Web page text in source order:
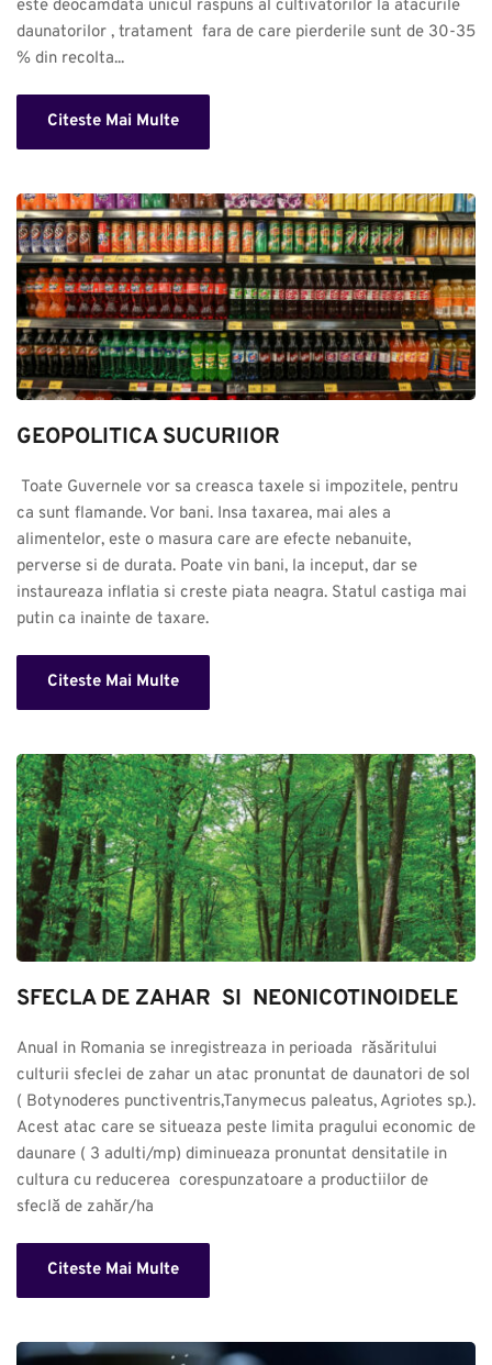
este deocamdata unicul raspuns al cultivatorilor la atacurile
daunatorilor , tratament  fara de care pierderile sunt de 30-35
% din recolta...
Citeste Mai Multe
GEOPOLITICA SUCURIlOR
ca sunt flamande. Vor bani. Insa taxarea, mai ales a
alimentelor, este o masura care are efecte nebanuite,
perverse si de durata. Poate vin bani, la inceput, dar se
instaureaza inflatia si creste piata neagra. Statul castiga mai
putin ca inainte de taxare.
Citeste Mai Multe
SFECLA DE ZAHAR  SI  NEONICOTINOIDELE
Anual in Romania se inregistreaza in perioada  răsăritului
culturii sfeclei de zahar un atac pronuntat de daunatori de sol
( Botynoderes punctiventris,Tanymecus paleatus, Agriotes sp.).
Acest atac care se situeaza peste limita pragului economic de
daunare ( 3 adulti/mp) diminueaza pronuntat densitatile in
cultura cu reducerea  corespunzatoare a productiilor de
sfeclă de zahăr/ha
Citeste Mai Multe